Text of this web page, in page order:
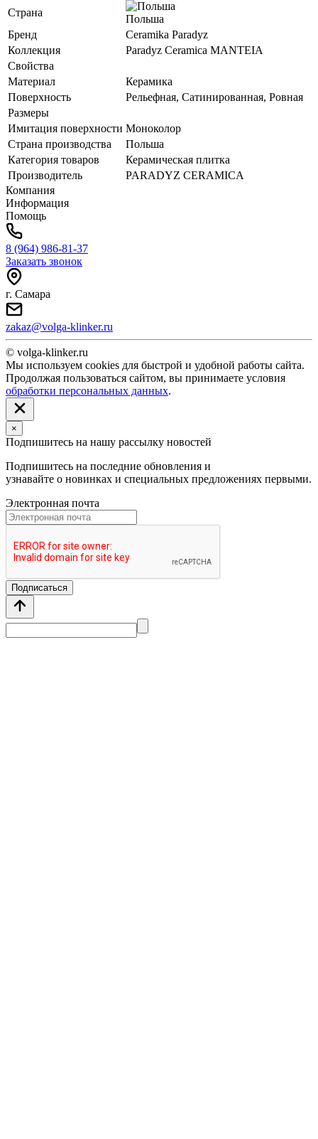
Страна
Польша
Бренд
Ceramika Paradyz
Коллекция
Paradyz Ceramica MANTEIA
Свойства
Материал
Керамика
Поверхность
Рельефная, Сатинированная, Ровная
Размеры
Имитация поверхности Моноколор
Страна производства
Польша
Категория товаров
Керамическая плитка
Производитель
PARADYZ CERAMICA
Компания
Информация
Помощь
8 (964) 986-81-37
Заказать звонок
г. Самара
zakaz@volga-klinker.ru
© volga-klinker.ru
Мы используем cookies для быстрой и удобной работы сайта.
Продолжая пользоваться сайтом, вы принимаете условия
обработки персональных данных.
×
Подпишитесь на нашу рассылку новостей
Подпишитесь на последние обновления и
узнавайте о новинках и специальных предложениях первыми.
Электронная почта
Подписаться